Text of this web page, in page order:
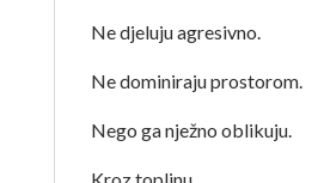
Ne djeluju agresivno.
Ne dominiraju prostorom.
Nego ga nježno oblikuju.